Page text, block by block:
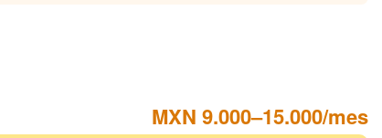
MXN 9.000–15.000/mes